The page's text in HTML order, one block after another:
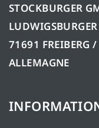
STOCKBURGER
71691 FREIBERG /
ALLEMAGNE